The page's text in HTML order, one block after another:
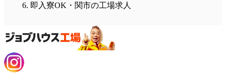
即入寮OK・関市の工場求人